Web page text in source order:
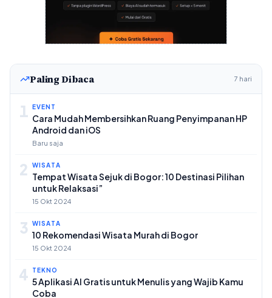
Paling Dibaca 7 hari
1 EVENT
Cara Mudah Membersihkan Ruang Penyimpanan HP
Android dan iOS
Baru saja
2 WISATA
Tempat Wisata Sejuk di Bogor: 10 Destinasi Pilihan
untuk Relaksasi”
15 Okt 2024
3 WISATA
10 Rekomendasi Wisata Murah di Bogor
15 Okt 2024
4 TEKNO
5 Aplikasi AI Gratis untuk Menulis yang Wajib Kamu
Coba